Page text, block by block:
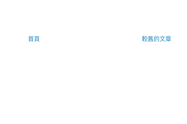
較舊的文章
首頁